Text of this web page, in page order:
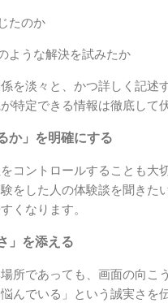
たのか
ような解決を試みたか
を淡々と、かつ詳しく記述
特定できる情報は徹底して
か」を明確にする
コントロールすることも大
をした人の体験談を聞き
くなります。
」を添える
所であっても、画面の向
んでいる」という誠実さを